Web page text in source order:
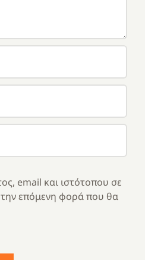
email και ιστότοπου σε
επόμενη φορά που θα